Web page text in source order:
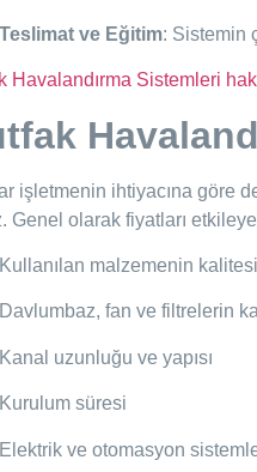
Teslimat ve Eğitim: Sistemin
Havalandırma Sistemleri
işletmenin ihtiyacına göre
Genel olarak fiyatları
Kullanılan malzemenin kalitesi
Davlumbaz, fan ve filtrelerin
Kanal uzunluğu ve yapısı
Kurulum süresi
Elektrik ve otomasyon